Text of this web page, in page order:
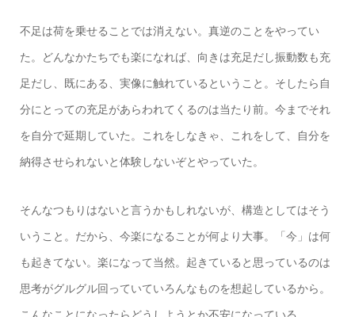
不足は荷を乗せることでは消えない。真逆のことをやってい
た。どんなかたちでも楽になれば、向きは充足だし振動数も充
足だし、既にある、実像に触れているということ。そしたら自
分にとっての充足があらわれてくるのは当たり前。今までそれ
を自分で延期していた。これをしなきゃ、これをして、自分を
納得させられないと体験しないぞとやっていた。
そんなつもりはないと言うかもしれないが、構造としてはそう
いうこと。だから、今楽になることが何より大事。「今」は何
も起きてない。楽になって当然。起きていると思っているのは
思考がグルグル回っていていろんなものを想起しているから。